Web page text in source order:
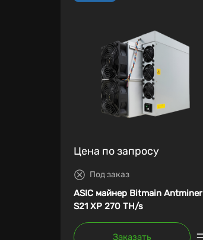
Цена по запросу
Под заказ
ASIC майнер Bitmain Antminer
S21 XP 270 TH/s
Заказать